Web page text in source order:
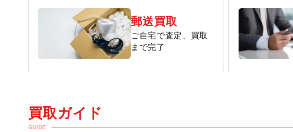
郵送買取
ご自宅で査定、買取
まで完了
買取ガイド
GUIDE